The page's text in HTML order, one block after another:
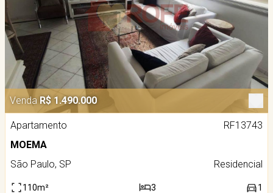
Venda R$ 1.490.000
Apartamento
RF13743
MOEMA
São Paulo, SP
Residencial
110m² 3 1